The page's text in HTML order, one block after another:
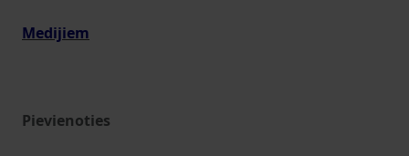
Medijiem
Pievienoties